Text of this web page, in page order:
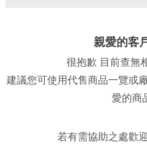
親愛的客
很抱歉 目前查無
建議您可使用代售商品一覽或
愛的商
若有需協助之處歡